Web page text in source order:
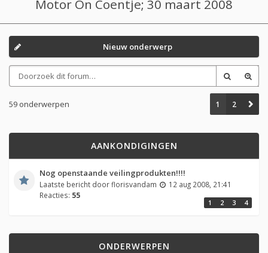
Motor On Coentje; 30 maart 2008
Nieuw onderwerp
59 onderwerpen 1 2
AANKONDIGINGEN
Nog openstaande veilingprodukten!!!!
Laatste bericht doorflorisvandam
12 aug 2008, 21:41
Reacties: 55
1 2 3 4
ONDERWERPEN